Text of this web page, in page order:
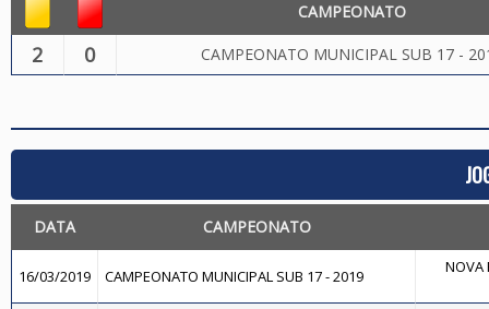
CAMPEONATO
2 0 CAMPEONATO MUNICIPAL SUB 17 -
DATA CAMPEONATO
16/03/2019 CAMPEONATO MUNICIPAL SUB 17 - 2019 NOVA